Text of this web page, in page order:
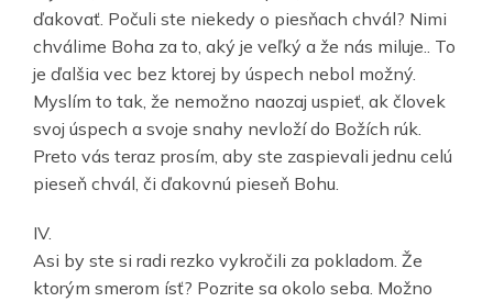
ďakovať. Počuli ste niekedy o piesňach chvál? Nimi
chválime Boha za to, aký je veľký a že nás miluje.. To
je ďalšia vec bez ktorej by úspech nebol možný.
Myslím to tak, že nemožno naozaj uspieť, ak človek
svoj úspech a svoje snahy nevloží do Božích rúk.
Preto vás teraz prosím, aby ste zaspievali jednu celú
pieseň chvál, či ďakovnú pieseň Bohu.
IV.
Asi by ste si radi rezko vykročili za pokladom. Že
ktorým smerom ísť? Pozrite sa okolo seba. Možno